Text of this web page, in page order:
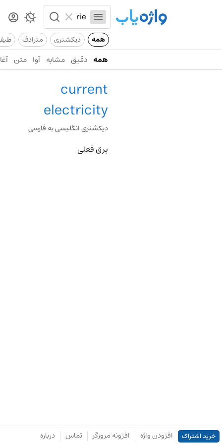
همه دیکشنری مترادف
همه دقیق مشابه آوا متن
current
electricity
دیکشنری انگلیسی به فارسی
برق فعلی
خرید اشتراک افزودن واژه افزونه مرورگر تماس درباره